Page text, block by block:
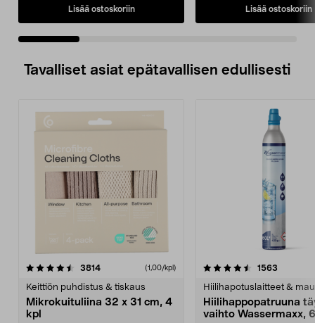
Lisää ostoskoriin Lisää ostoskoriin
Tavalliset asiat epätavallisen edullisesti
3814arvostelut (1,00/kpl)
Keittiön puhdistus & tiskaus
Mikrokuituliina 32 x 31 cm, 4
kpl
4.5viidestä
1563
Hiilihapotuslaitteet &
Hiilihappopatruuna
vaihto Wassermaxx,
4.5viidestä